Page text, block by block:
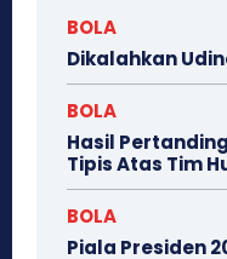
BOLA
Dikalahkan
BOLA
Hasil
Tipis Atas Tim
BOLA
Piala Presiden